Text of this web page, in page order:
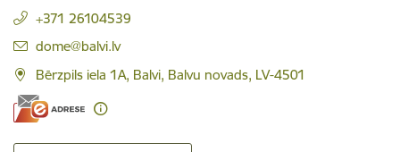
+371 26104539
E-pasts:
dome@balvi.lv
Bērzpils iela 1A, Balvi, Balvu novads, LV-4501